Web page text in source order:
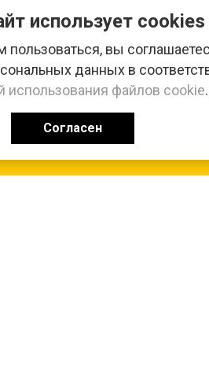
использует cookies
вы
данных в
использования файлов cookie.
Согласен